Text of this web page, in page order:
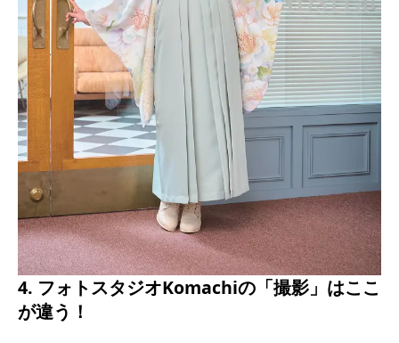
4. フォトスタジオKomachiの「撮影」はここ
が違う！